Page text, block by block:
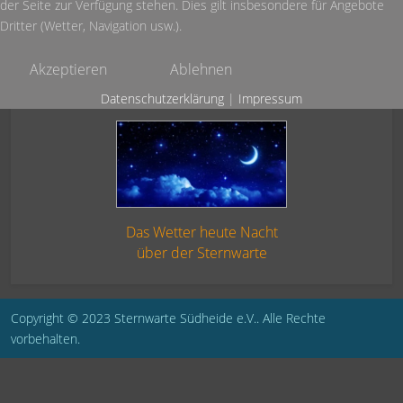
Das Wetter heute Nacht
über der Sternwarte
Copyright © 2023 Sternwarte Südheide e.V.. Alle Rechte
vorbehalten.
der Seite zur Verfügung stehen. Dies gilt insbesondere für Angebote
Dritter (Wetter, Navigation usw.).
Akzeptieren Ablehnen
Datenschutzerklärung | Impressum